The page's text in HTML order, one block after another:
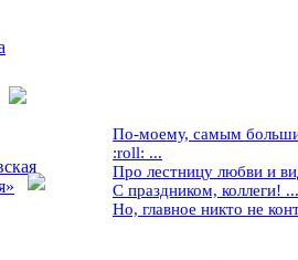
По-моему, самым
:roll: ...
Про лестницу любви и
С праздником, коллеги! ...
Но, главное никто не